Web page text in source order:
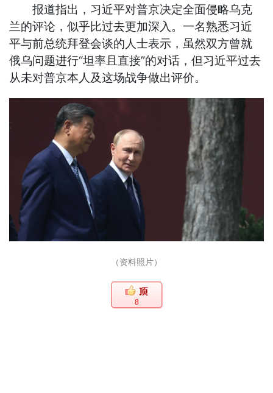
报道指出，习近平对普京决定全面侵略乌克
兰的评论，似乎比过去更加深入。一名熟悉习近
平与前总统拜登会谈的人士表示，虽然双方曾就
俄乌问题进行“坦率且直接”的对话，但习近平过去
从未对普京本人及这场战争做出评价。
（资料照片）
8